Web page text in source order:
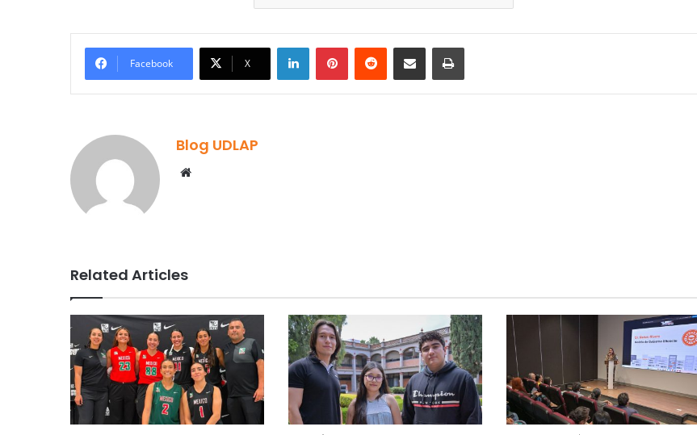
Facebook X
LinkedInPinterestReddit Share via Email Print
Blog UDLAP
Related Articles